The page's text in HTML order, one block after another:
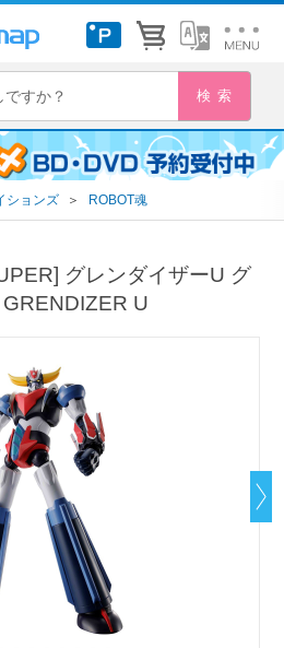
ションズ ＞ ROBOT魂
グレンダイザーU グ
U